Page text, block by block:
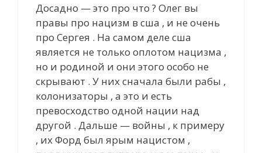
Досадно — это про что ? Олег вы
правы про нацизм в сша , и не очень
про Сергея . На самом деле cша
является не только оплотом нацизма ,
но и родиной и они этого особо не
скрывают . У них сначала были рабы ,
колонизаторы , а это и есть
превосходство одной нации над
другой . Дальше — войны , к примеру
, их Форд был ярым нацистом ,